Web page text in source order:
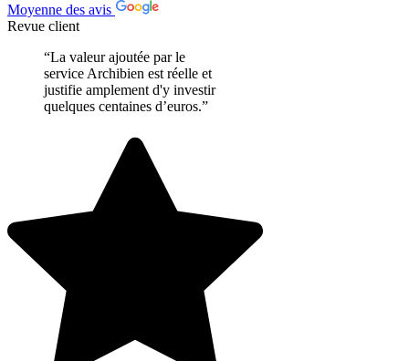
Moyenne des avis
Revue client
“La valeur ajoutée par le
service Archibien est réelle et
justifie amplement d'y investir
quelques centaines d’euros.”